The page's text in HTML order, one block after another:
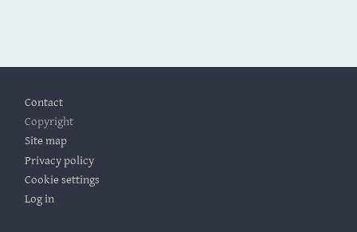
Contact
Copyright
Site map
Privacy policy
Cookie settings
Log in